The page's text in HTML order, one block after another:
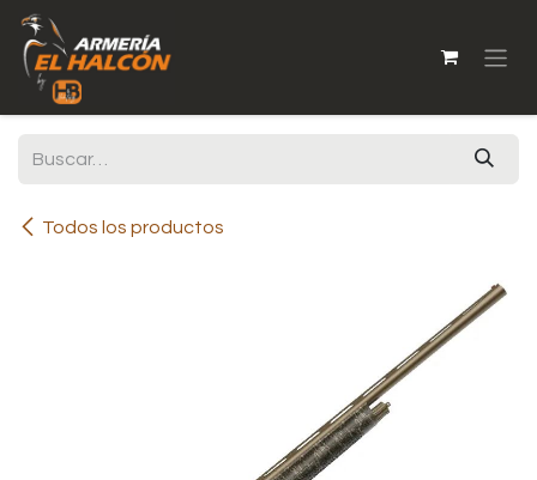
Ir al contenido
Todos los productos